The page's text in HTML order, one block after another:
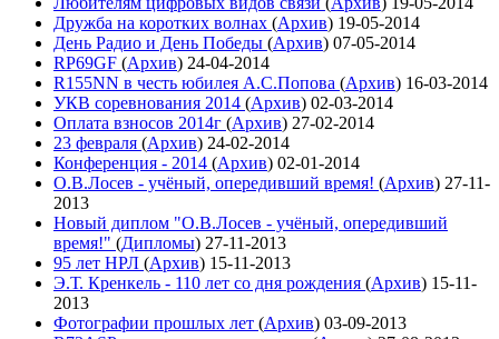
Дружба на коротких волнах (Архив) 19-05-2014
День Радио и День Победы (Архив) 07-05-2014
RP69GF (Архив) 24-04-2014
R155NN в честь юбилея А.С.Попова (Архив) 16-03-2014
УКВ соревнования 2014 (Архив) 02-03-2014
Оплата взносов 2014г (Архив) 27-02-2014
23 февраля (Архив) 24-02-2014
Конференция - 2014 (Архив) 02-01-2014
О.В.Лосев - учёный, опередивший время! (Архив) 27-11-
2013
Новый диплом "О.В.Лосев - учёный, опередивший
время!" (Дипломы) 27-11-2013
95 лет НРЛ (Архив) 15-11-2013
Э.Т. Кренкель - 110 лет со дня рождения (Архив) 15-11-
2013
Фотографии прошлых лет (Архив) 03-09-2013